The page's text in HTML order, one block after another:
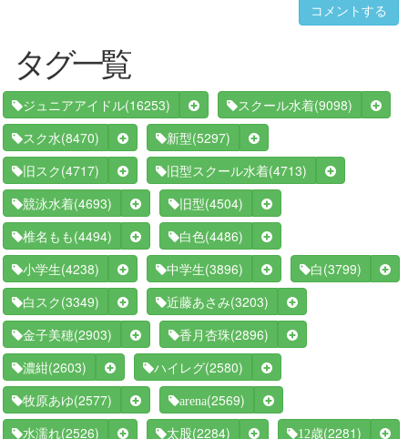
コメントする
タグ一覧
ジュニアアイドル(16253) スクール水着(9098)
スク水(8470) 新型(5297)
旧スク (4717) 旧型スクール水着(4713)
競泳水着(4693) 旧型(4504)
椎名もも (4494) 白色(4486)
小学生(4238) 中学生(3896) 白 (3799)
白スク (3349) 近藤あさみ(3203)
金子美穂(2903) 香月杏珠(2896)
濃紺(2603) ハイレグ(2580)
牧原あゆ(2577) arena(2569)
水濡れ(2526) 太股(2284) 12歳(2281)